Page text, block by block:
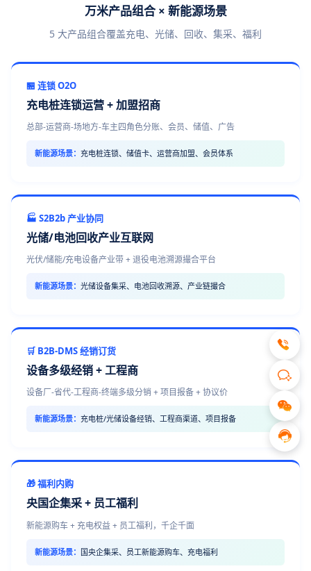
万米产品组合 × 新能源场景
5 大产品组合覆盖充电、光储、回收、集采、福利
🏪 连锁 O2O
充电桩连锁运营 + 加盟招商
总部-运营商-场地方-车主四角色分账、会员、储值、广告
新能源场景： 充电桩连锁、储值卡、运营商加盟、会员体系
🏭 S2B2b 产业协同
光储/电池回收产业互联网
光伏/储能/充电设备产业带 + 退役电池溯源撮合平台
新能源场景： 光储设备集采、电池回收溯源、产业链撮合
🛒 B2B-DMS 经销订货
设备多级经销 + 工程商
设备厂-省代-工程商-终端多级分销 + 项目报备 + 协议价
新能源场景： 充电桩/光储设备经销、工程商渠道、项目报备
🎁 福利内购
央国企集采 + 员工福利
新能源购车 + 充电权益 + 员工福利，千企千面
新能源场景： 国央企集采、员工新能源购车、充电福利